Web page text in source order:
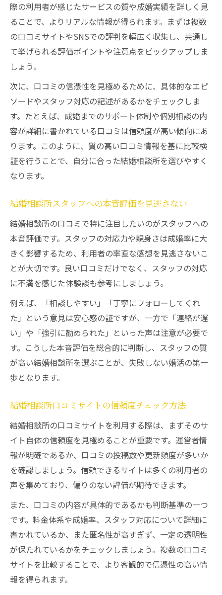
際の利用者が感じたサービスの質や成婚実績を詳しく見
ることで、よりリアルな情報が得られます。まずは複数
の口コミサイトやSNSでの評判を幅広く収集し、共通し
て挙げられる評価ポイントや注意点をピックアップしま
しょう。
次に、口コミの信憑性を見極めるために、具体的なエピ
ソードやスタッフ対応の記述があるかをチェックしま
す。たとえば、成婚までのサポート体制や個別相談の内
容が詳細に書かれている口コミは信頼度が高い傾向にあ
ります。このように、質の高い口コミ情報を基に比較検
証を行うことで、自分に合った結婚相談所を選びやすく
なります。
結婚相談所スタッフへの本音評価を見逃さない
結婚相談所の口コミで特に注目したいのがスタッフへの
本音評価です。スタッフの対応力や親身さは成婚率に大
きく影響するため、利用者の率直な感想を見逃さないこ
とが大切です。良い口コミだけでなく、スタッフの対応
に不満を感じた体験談も参考にしましょう。
例えば、「相談しやすい」「丁寧にフォローしてくれ
た」という意見は安心感の証ですが、一方で「連絡が遅
い」や「強引に勧められた」といった声は注意が必要で
す。こうした本音評価を総合的に判断し、スタッフの質
が高い結婚相談所を選ぶことが、失敗しない婚活の第一
歩となります。
結婚相談所口コミサイトの信頼度チェック方法
結婚相談所の口コミサイトを利用する際は、まずそのサ
イト自体の信頼度を見極めることが重要です。運営者情
報が明確であるか、口コミの投稿数や更新頻度が多いか
を確認しましょう。信頼できるサイトは多くの利用者の
声を集めており、偏りのない評価が期待できます。
また、口コミの内容が具体的であるかも判断基準の一つ
です。料金体系や成婚率、スタッフ対応について詳細に
書かれているか、また匿名性が高すぎず、一定の透明性
が保たれているかをチェックしましょう。複数の口コミ
サイトを比較することで、より客観的で信憑性の高い情
報を得られます。